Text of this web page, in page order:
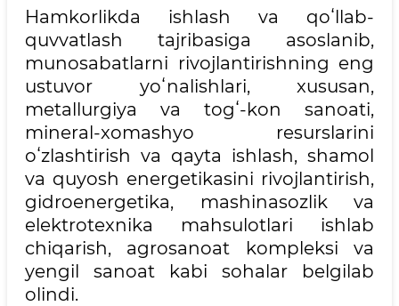
Hamkorlikda ishlash va qoʻllab-
quvvatlash tajribasiga asoslanib,
munosabatlarni rivojlantirishning eng
ustuvor yoʻnalishlari, xususan,
metallurgiya va togʻ-kon sanoati,
mineral-xomashyo resurslarini
oʻzlashtirish va qayta ishlash, shamol
va quyosh energetikasini rivojlantirish,
gidroenergetika, mashinasozlik va
elektrotexnika mahsulotlari ishlab
chiqarish, agrosanoat kompleksi va
yengil sanoat kabi sohalar belgilab
olindi.